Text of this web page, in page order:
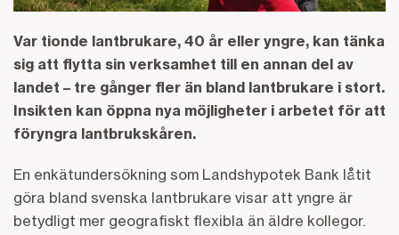
Var tionde lantbrukare, 40 år eller yngre, kan tänka
sig att flytta sin verksamhet till en annan del av
landet – tre gånger fler än bland lantbrukare i stort.
Insikten kan öppna nya möjligheter i arbetet för att
föryngra lantbrukskåren.
En enkätundersökning som Landshypotek Bank låtit
göra bland svenska lantbrukare visar att yngre är
betydligt mer geografiskt flexibla än äldre kollegor.